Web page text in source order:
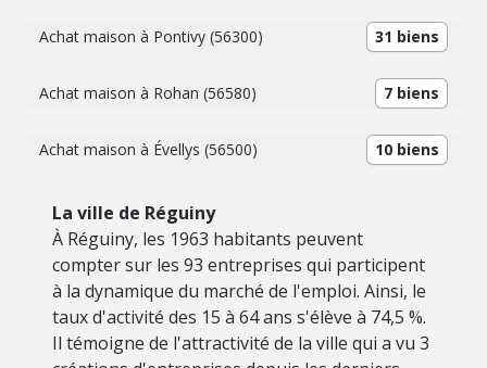
Achat maison à Pontivy (56300) 31 biens
Achat maison à Rohan (56580) 7 biens
Achat maison à Évellys (56500) 10 biens
La ville de Réguiny
À Réguiny, les 1963 habitants peuvent
compter sur les 93 entreprises qui participent
à la dynamique du marché de l'emploi. Ainsi, le
taux d'activité des 15 à 64 ans s'élève à 74,5 %.
Il témoigne de l'attractivité de la ville qui a vu 3